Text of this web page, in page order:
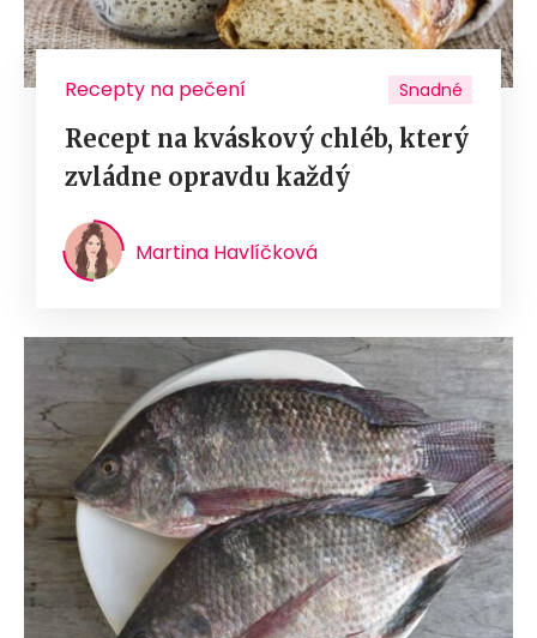
Recepty na pečení Snadné
Recept na kváskový chléb, který
zvládne opravdu každý
Martina Havlíčková